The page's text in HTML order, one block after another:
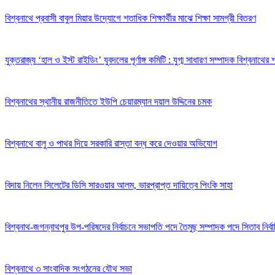
বিশ্বনাথে প্রবাসী বাবুল মিয়ার উদ্যোগে শতাধিক শিক্ষার্থীর মাঝে শিক্ষা সামগ্রী বিতরণ
যুক্তরাজ্য ‘হাল ও ইস্ট রাইডিং’ যুবদলের পূর্ণাঙ্গ কমিটি : যুগ্ম সাধারণ সম্পাদক বিশ্বনাথের
বিশ্বনাথের স্থানীয় রাজনীতিতে ইউপি চেয়ারম্যান দয়াল উদ্দিনের চমক
বিশ্বনাথে বালু ও পাথর দিয়ে সরকারি রাস্তা বন্ধ করে দেওয়ার অভিযোগ
বিদায় নিলেন সিলেটের ডিসি সারওয়ার আলম, ভারপ্রাপ্ত দায়িত্বে পিংকি সাহা
বিশ্বনাথ-জগন্নাথপুর উপ-পরিষদের নির্বাচনে সভাপতি পদে তৈমুছ সম্পাদক পদে সিতাব
বিশ্বনাথে ৩ সাংবাদিক সংগঠনের যৌথ সভা